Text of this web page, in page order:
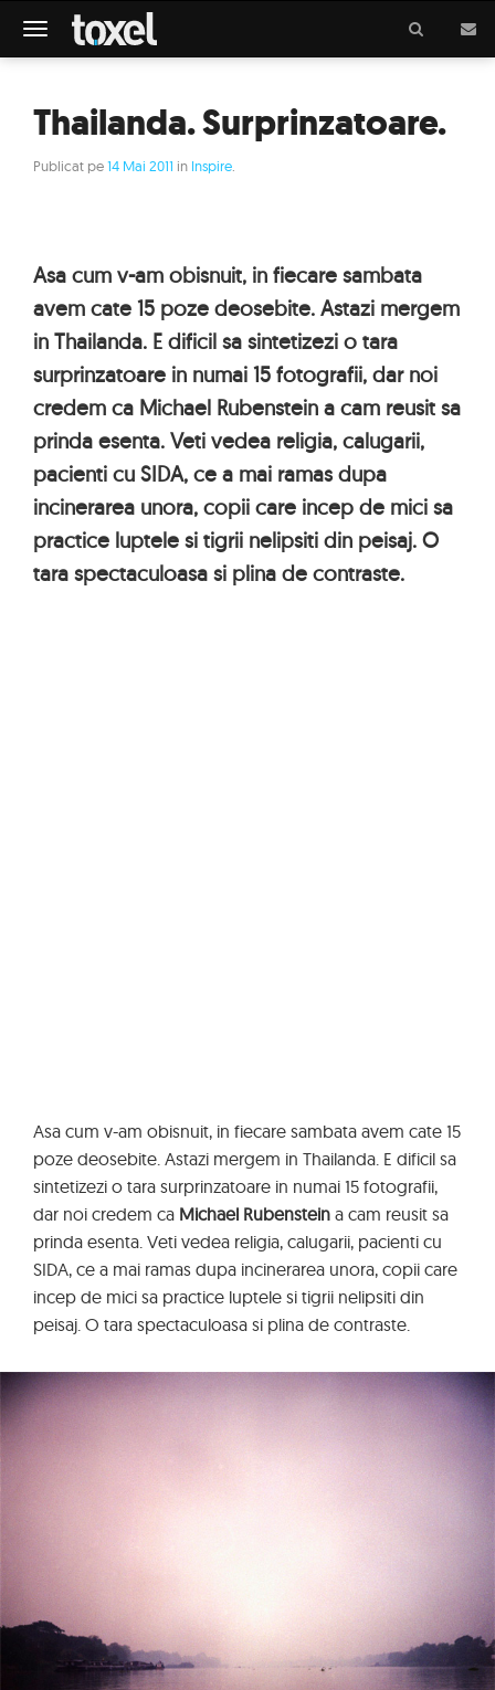
Meniu
Thailanda. Surprinzatoare.
Publicat pe14 Mai 2011 in Inspire
Asa cum v-am obisnuit, in fiecare sambata
avem cate 15 poze deosebite. Astazi mergem
in Thailanda. E dificil sa sintetizezi o tara
surprinzatoare in numai 15 fotografii, dar noi
credem ca Michael Rubenstein a cam reusit sa
prinda esenta. Veti vedea religia, calugarii,
pacienti cu SIDA, ce a mai ramas dupa
incinerarea unora, copii care incep de mici sa
practice luptele si tigrii nelipsiti din peisaj. O
tara spectaculoasa si plina de contraste.
Asa cum v-am obisnuit, in fiecare sambata avem cate 15
poze deosebite. Astazi mergem in Thailanda. E dificil sa
sintetizezi o tara surprinzatoare in numai 15 fotografii,
dar noi credem ca Michael Rubenstein a cam reusit sa
prinda esenta. Veti vedea religia, calugarii, pacienti cu
SIDA, ce a mai ramas dupa incinerarea unora, copii care
incep de mici sa practice luptele si tigrii nelipsiti din
peisaj. O tara spectaculoasa si plina de contraste.